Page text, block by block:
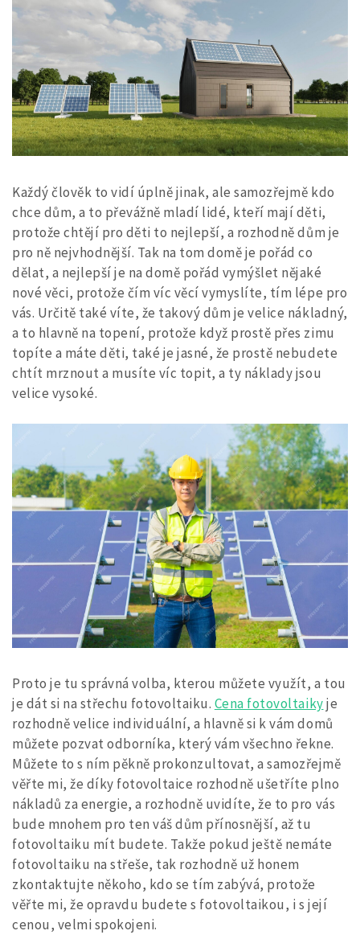
Každý člověk to vidí úplně jinak, ale samozřejmě kdo
chce dům, a to převážně mladí lidé, kteří mají děti,
protože chtějí pro děti to nejlepší, a rozhodně dům je
pro ně nejvhodnější. Tak na tom domě je pořád co
dělat, a nejlepší je na domě pořád vymýšlet nějaké
nové věci, protože čím víc věcí vymyslíte, tím lépe pro
vás. Určitě také víte, že takový dům je velice nákladný,
a to hlavně na topení, protože když prostě přes zimu
topíte a máte děti, také je jasné, že prostě nebudete
chtít mrznout a musíte víc topit, a ty náklady jsou
velice vysoké.
Proto je tu správná volba, kterou můžete využít, a tou
je dát si na střechu fotovoltaiku. Cena fotovoltaikyje
rozhodně velice individuální, a hlavně si k vám domů
můžete pozvat odborníka, který vám všechno řekne.
Můžete to s ním pěkně prokonzultovat, a samozřejmě
věřte mi, že díky fotovoltaice rozhodně ušetříte plno
nákladů za energie, a rozhodně uvidíte, že to pro vás
bude mnohem pro ten váš dům přínosnější, až tu
fotovoltaiku mít budete. Takže pokud ještě nemáte
fotovoltaiku na střeše, tak rozhodně už honem
zkontaktujte někoho, kdo se tím zabývá, protože
věřte mi, že opravdu budete s fotovoltaikou, i s její
cenou, velmi spokojeni.